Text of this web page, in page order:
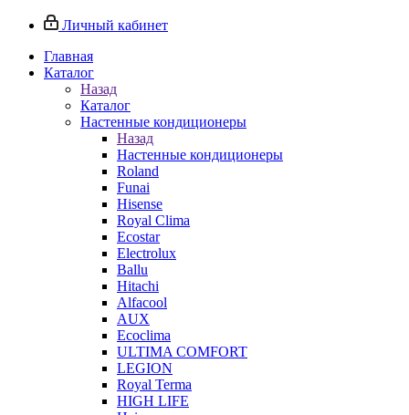
Личный кабинет
Главная
Каталог
Назад
Каталог
Настенные кондиционеры
Назад
Настенные кондиционеры
Roland
Funai
Hisense
Royal Clima
Ecostar
Electrolux
Ballu
Hitachi
Alfacool
AUX
Ecoclima
ULTIMA COMFORT
LEGION
Royal Terma
HIGH LIFE